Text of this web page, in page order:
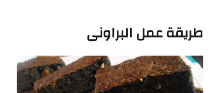
البرتقال
طريقة عمل البراونى